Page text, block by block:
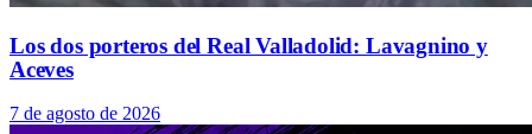
Los dos porteros del Real Valladolid: Lavagnino y
Aceves
7 de agosto de 2026